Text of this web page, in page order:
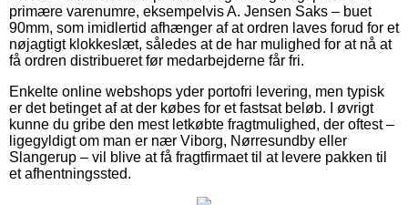
primære varenumre, eksempelvis A. Jensen Saks – buet
90mm, som imidlertid afhænger af at ordren laves forud for et
nøjagtigt klokkeslæt, således at de har mulighed for at nå at
få ordren distribueret før medarbejderne får fri.
Enkelte online webshops yder portofri levering, men typisk
er det betinget af at der købes for et fastsat beløb. I øvrigt
kunne du gribe den mest letkøbte fragtmulighed, der oftest –
ligegyldigt om man er nær Viborg, Nørresundby eller
Slangerup – vil blive at få fragtfirmaet til at levere pakken til
et afhentningssted.